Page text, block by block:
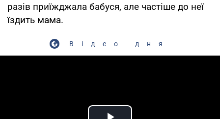
разів приїжджала бабуся, але частіше до неї
їздить мама.
Відео дня